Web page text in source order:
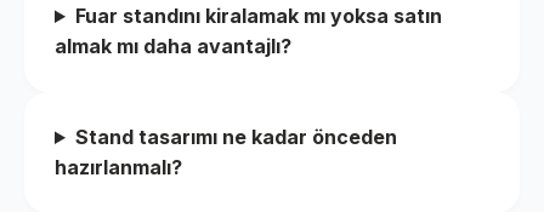
Fuar standını kiralamak mı yoksa satın
almak mı daha avantajlı?
Stand tasarımı ne kadar önceden
hazırlanmalı?